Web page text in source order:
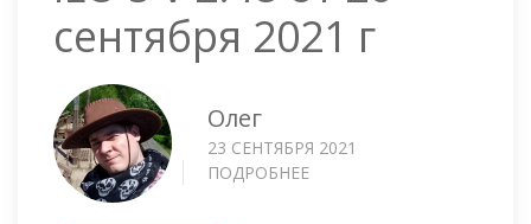
сентября 2021 г
Олег
23 СЕНТЯБРЯ 2021
ПОДРОБНЕЕ